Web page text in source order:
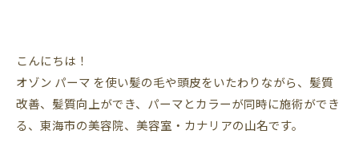
こんにちは！
オゾン パーマ を使い髪の毛や頭皮をいたわりながら、髪質
改善、髪質向上ができ、パーマとカラーが同時に施術ができ
る、東海市の美容院、美容室・カナリアの山名です。